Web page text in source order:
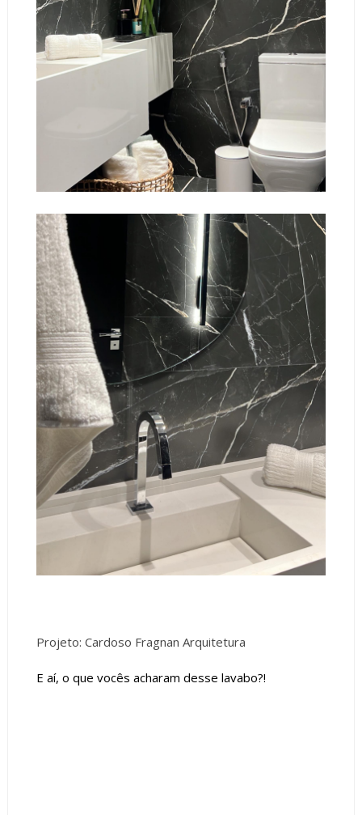
Projeto: Cardoso Fragnan Arquitetura
E aí, o que vocês acharam desse lavabo?!